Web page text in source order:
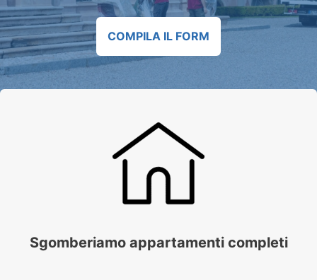
COMPILA IL FORM
Sgomberiamo appartamenti completi